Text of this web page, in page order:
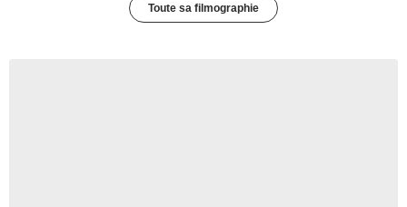
Toute sa filmographie